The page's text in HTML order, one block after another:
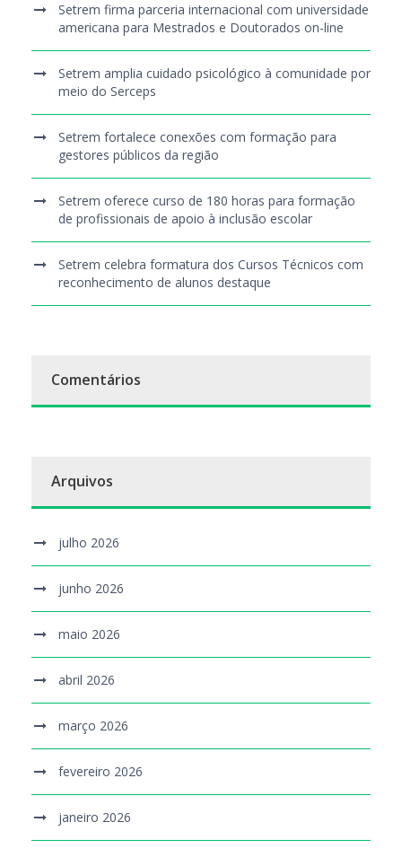
Setrem firma parceria internacional com universidade
americana para Mestrados e Doutorados on-line
Setrem amplia cuidado psicológico à comunidade por
meio do Serceps
Setrem fortalece conexões com formação para
gestores públicos da região
Setrem oferece curso de 180 horas para formação
de profissionais de apoio à inclusão escolar
Setrem celebra formatura dos Cursos Técnicos com
reconhecimento de alunos destaque
Comentários
Arquivos
julho 2026
junho 2026
maio 2026
abril 2026
março 2026
fevereiro 2026
janeiro 2026